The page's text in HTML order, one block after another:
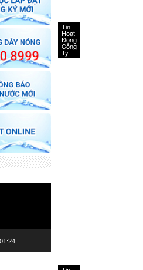
Tin
Hoạt
Động
Công
Ty
01:24